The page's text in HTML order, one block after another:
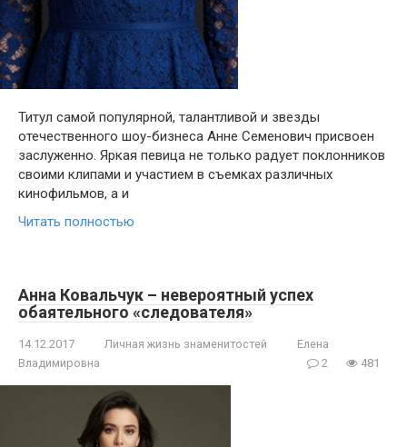
Титул самой популярной, талантливой и звезды
отечественного шоу-бизнеса Анне Семенович присвоен
заслуженно. Яркая певица не только радует поклонников
своими клипами и участием в съемках различных
кинофильмов, а и
Читать полностью
Анна Ковальчук – невероятный успех
обаятельного «следователя»
14.12.2017 Личная жизнь знаменитостей
Елена
Владимировна
2 481